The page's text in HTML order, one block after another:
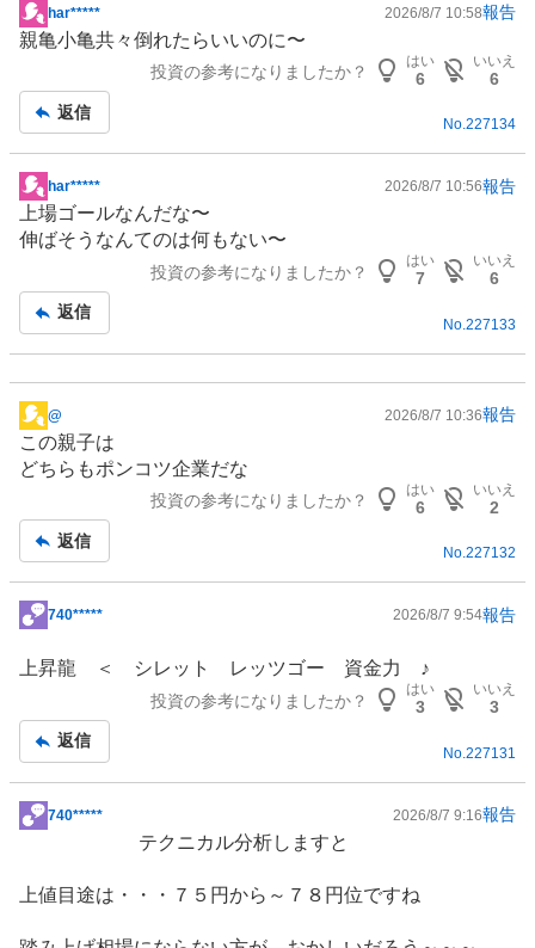
掲
示
事
har***** 2026/8/7 10:58報告
親亀小亀共々倒れたらいいのに〜
投資の参考になりましたか？
はい
6
いいえ
6
返信
No.227134
掲
示
板
har***** 2026/8/7 10:56報告
上場ゴールなんだな〜
伸ばそうなんてのは何もない〜
投資の参考になりましたか？
はい
7
いいえ
6
返信
No. 227133
掲
示
板
@ 2026/8/7 10:36報告
この親子は
どちらもポンコツ企業だな
投資の参考になりましたか？
はい
6
いいえ
2
返信
No.227132
掲
板
740***** 2026/8/7 9:54報告
上昇龍 ＜ シレット レッツゴー 資金力 ♪
投資の参考になりましたか？
はい
3
いいえ
3
返信
No. 227131
掲
記
740***** 2026/8/7 9:16報告
テクニカル分析しますと
上値目途は・・・７５円から～７８円位ですね